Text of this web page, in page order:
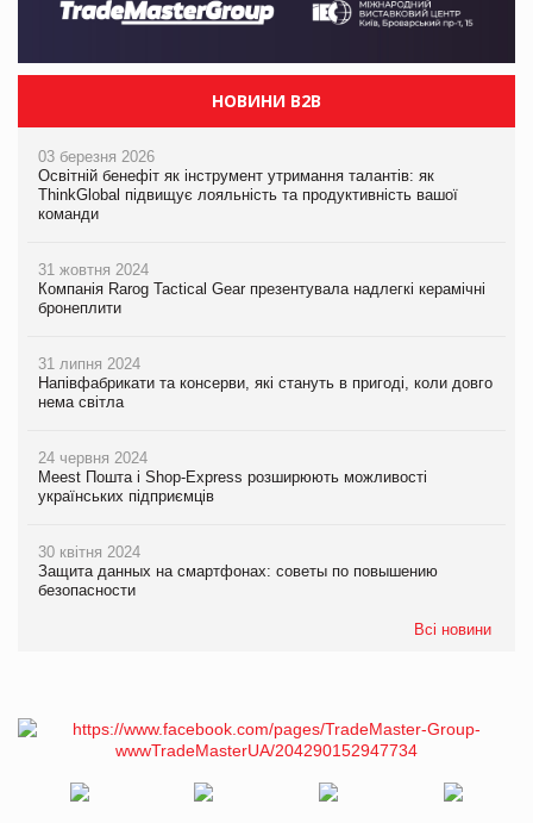
НОВИНИ B2B
03 березня 2026
Освітній бенефіт як інструмент утримання талантів: як
ThinkGlobal підвищує лояльність та продуктивність вашої
команди
31 жовтня 2024
Компанія Rarog Tactical Gear презентувала надлегкі керамічні
бронеплити
31 липня 2024
Напівфабрикати та консерви, які стануть в пригоді, коли довго
нема світла
24 червня 2024
Meest Пошта і Shop-Express розширюють можливості
українських підприємців
30 квітня 2024
Защита данных на смартфонах: советы по повышению
безопасности
Всі новини